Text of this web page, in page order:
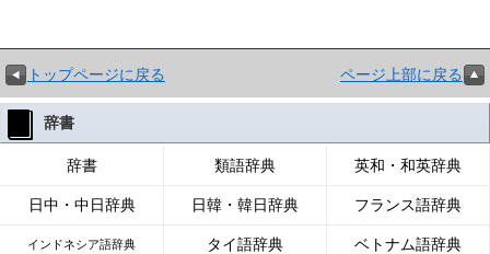
トップページに戻る ページ上部に戻る
辞書
辞書 類語辞典 英和・和英辞典
日中・中日辞典 日韓・韓日辞典 フランス語辞典
インドネシア語辞典 タイ語辞典 ベトナム語辞典